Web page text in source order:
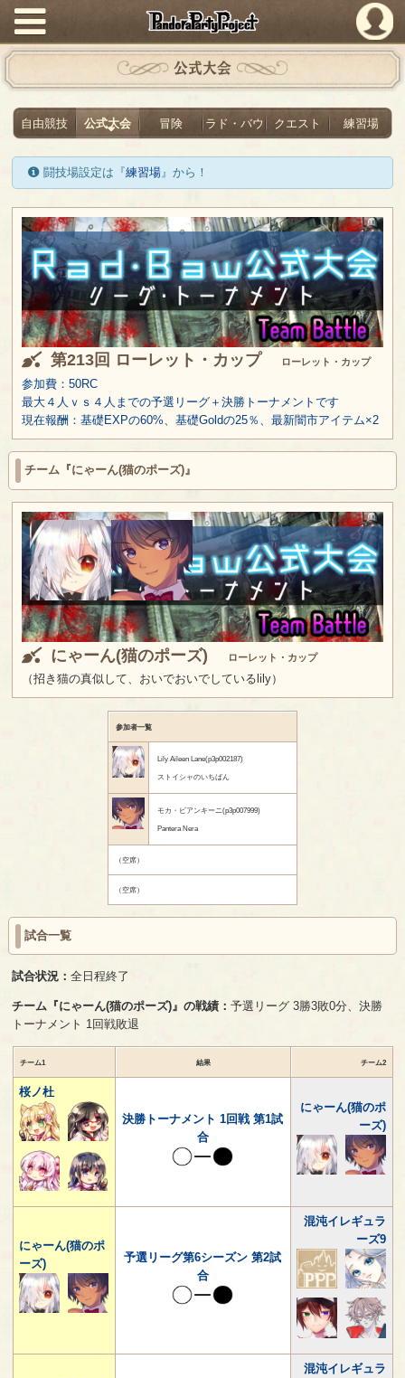
PandoraPartyProject
公式大会
自由競技 公式大会 冒険 ラド・バウ クエスト 練習場
闘技場設定は『練習場』から！
第213回 ローレット・カップ ローレット・カップ
参加費：50RC
最大４人ｖｓ４人までの予選リーグ＋決勝トーナメントです
現在報酬：基礎EXPの60%、基礎Goldの25％、最新闇市アイテム×2
チーム『にゃーん(猫のポーズ)』
にゃーん(猫のポーズ) ローレット・カップ
（招き猫の真似して、おいでおいでしているlily）
参加者一覧
Lily Aileen Lane(p3p002187)
ストイシャのいちばん
モカ・ビアンキーニ(p3p007999)
Pantera Nera
（空席）
（空席）
試合一覧
試合状況：全日程終了
チーム『にゃーん(猫のポーズ)』の戦績：予選リーグ 3勝3敗0分、決勝
トーナメント 1回戦敗退
チーム1 結果 チーム2
桜ノ杜
決勝トーナメント 1回戦 第1試
合
にゃーん(猫のポ
ーズ)
にゃーん(猫のポ
ーズ)
予選リーグ第6シーズン 第2試
合
混沌イレギュラ
ーズ9
混沌イレギュラ